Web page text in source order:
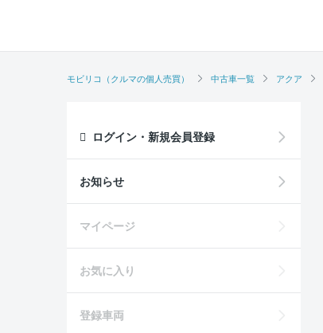
モビリコ（クルマの個人売買） 中古車一覧 アクア
ログイン・新規会員登録
お知らせ
マイページ
お気に入り
登録車両